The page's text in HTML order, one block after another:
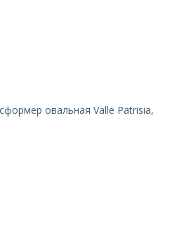
овальная Valle Patrisia,